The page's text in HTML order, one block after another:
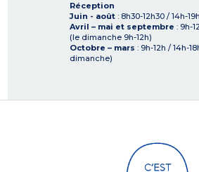
Réception
Juin - août : 8h30-12h30 / 14h-19h
Avril – mai et septembre : 9h-
(le dimanche 9h-12h)
Octobre – mars : 9h-12h / 14h-
dimanche)